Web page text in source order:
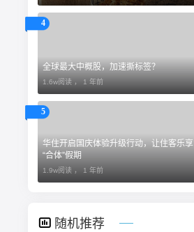
4
全球最大中概股，加速撕标签？
1.6w阅读 ， 1 年前
5
​华住开启国庆体验升级行动，让住客乐享
“合体”假期
1.9w阅读 ， 1 年前
随机推荐